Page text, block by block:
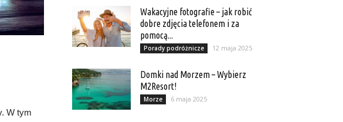
W tym
Wakacyjne fotografie – jak robić
dobre zdjęcia telefonem i za
pomocą...
Porady podróżnicze 12 maja 2025
Domki nad Morzem – Wybierz
M2Resort!
Morze 6 maja 2025